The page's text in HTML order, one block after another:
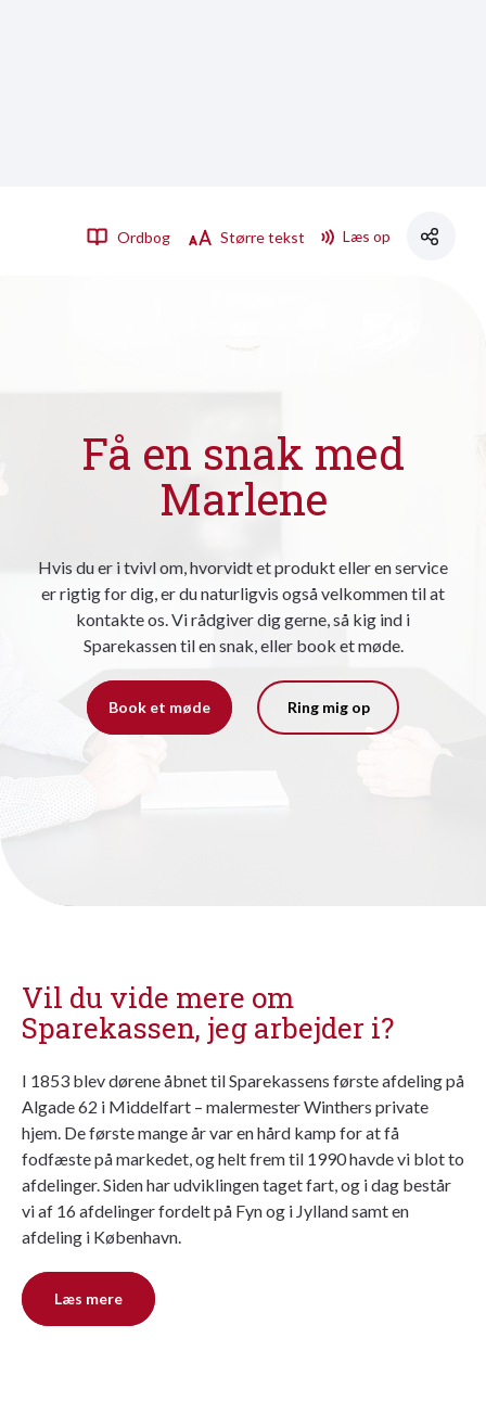
Ordbog Større tekst Læs op
Få en snak med
Marlene
Hvis du er i tvivl om, hvorvidt et produkt eller en service
er rigtig for dig, er du naturligvis også velkommen til at
kontakte os. Vi rådgiver dig gerne, så kig ind i
Sparekassen til en snak, eller book et møde.
Book et møde Ring mig op
Vil du vide mere om
Sparekassen, jeg arbejder i?
I 1853 blev dørene åbnet til Sparekassens første afdeling på
Algade 62 i Middelfart – malermester Winthers private
hjem. De første mange år var en hård kamp for at få
fodfæste på markedet, og helt frem til 1990 havde vi blot to
afdelinger. Siden har udviklingen taget fart, og i dag består
vi af 16 afdelinger fordelt på Fyn og i Jylland samt en
afdeling i København.
Læs mere